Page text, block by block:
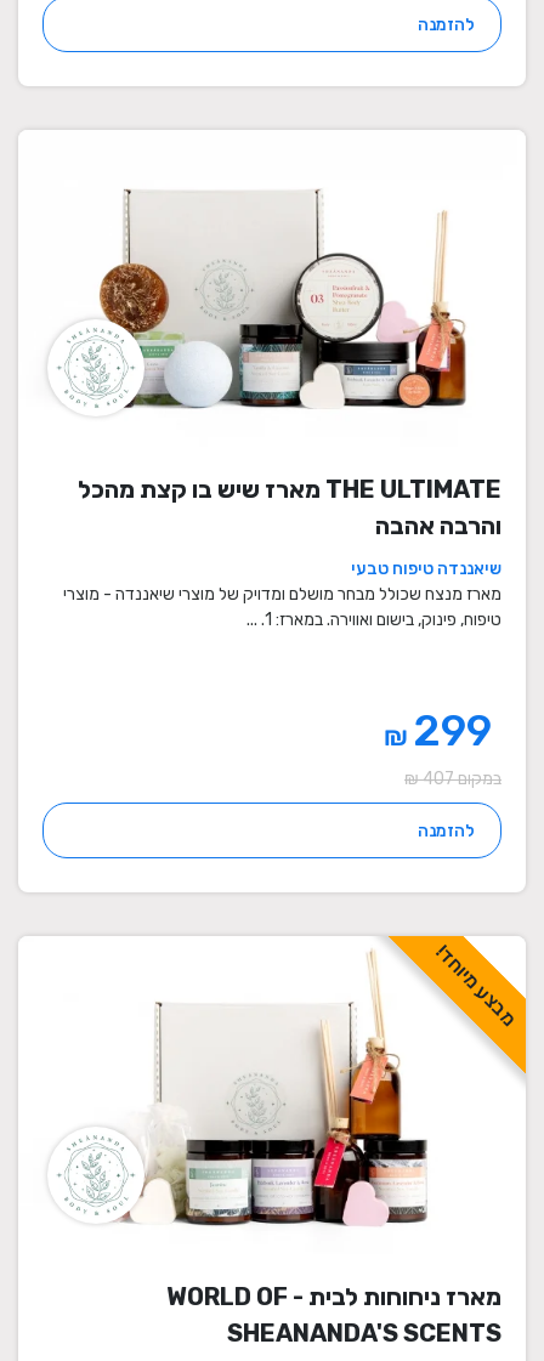
להזמנה
THE ULTIMATE מארז שיש בו קצת מהכל
והרבה אהבה
שיאננדה טיפוח טבעי
מארז מנצח שכולל מבחר מושלם ומדויק של מוצרי שיאננדה - מוצרי
טיפוח, פינוק, בישום ואווירה. במארז: 1. ...
₪
במקום 407 ₪
להזמנה
מבצע מיוחד!
מארז ניחוחות לבית - WORLD OF
SHEANANDA'S SCENTS